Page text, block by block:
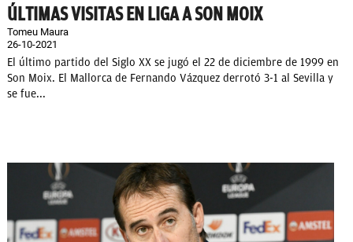
ÚLTIMAS VISITAS EN LIGA A SON MOIX
Tomeu Maura
26-10-2021
El último partido del Siglo XX se jugó el 22 de diciembre de 1999 en
Son Moix. El Mallorca de Fernando Vázquez derrotó 3-1 al Sevilla y
se fue...